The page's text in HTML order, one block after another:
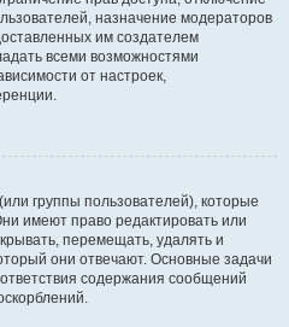
назначение модераторов
им создателем
всеми возможностями
от настроек,
группы пользователей), которые
имеют право редактировать или
перемещать, удалять и
они отвечают. Основные задачи
содержания сообщений